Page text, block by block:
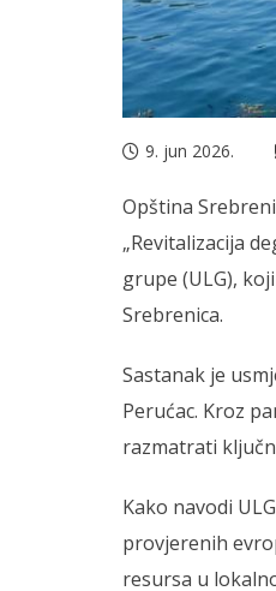
9. jun 2026.
Opština
„Revitalizacija
grupe (ULG),
Srebrenica.
Sastanak je
Perućac. Kroz
razmatrati
Kako navodi
provjerenih
resursa u